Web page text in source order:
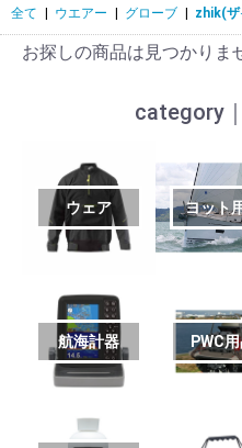
全て | ウエアー | グローブ | zhik(ザ
お探しの商品は見つかりま
category
ウェア ヨット
航海計器 PWC